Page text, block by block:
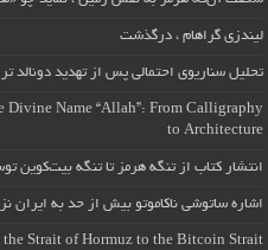
لیندزی گراهام ، درگذشت
تحلیل سناریوی احتمالی پس از تهدید دونالد
Divine Name “Allah”: From Calligraphy
to Architecture
انتشار کتاب از تنگه هرمز تا تنگه بیت‌کوین
اشاره ساتوشی ناکاموتو بیش از حد به ایران
the Strait of Hormuz to the Bitcoin Strait